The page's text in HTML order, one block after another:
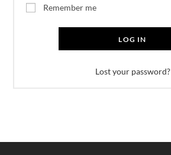
Remember me
LOG IN
Lost your password?